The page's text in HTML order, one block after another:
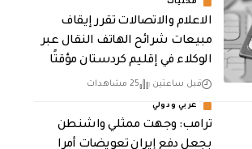
محليات
الاعلام والاتصالات تقرر إيقاف
مبيعات شرائح الهاتف النقال عبر
الوكلاء في إقليم كردستان مؤقتًا
قبل ساعتين 25 مشاهدات
عربي ودولي
‏ترامب: وجهت ممثلي واشنطن
بجعل دفع إيران تعويضات أمرا